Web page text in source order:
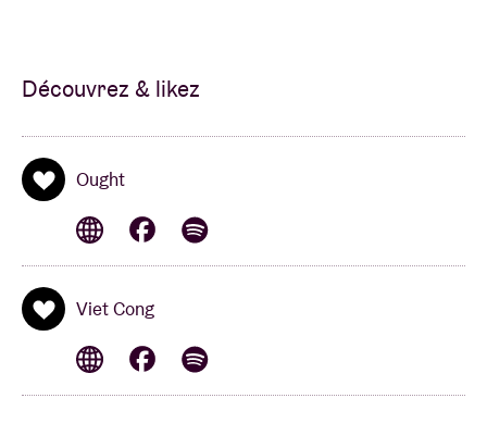
Découvrez & likez
Ought
Viet Cong